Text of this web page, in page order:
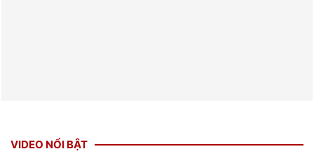
VIDEO NỔI BẬT